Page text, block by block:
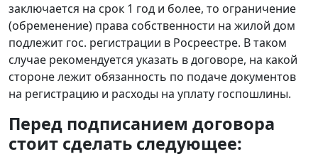
заключается на срок 1 год и более, то ограничение
(обременение) права собственности на жилой дом
подлежит гос. регистрации в Росреестре. В таком
случае рекомендуется указать в договоре, на какой
стороне лежит обязанность по подаче документов
на регистрацию и расходы на уплату госпошлины.
Перед подписанием договора
стоит сделать следующее: